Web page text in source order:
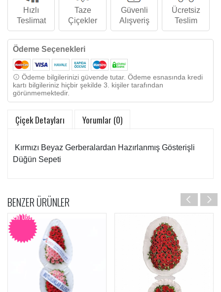
Hızlı
Teslimat
Taze
Çiçekler
Güvenli
Alışveriş
Ücretsiz
Teslim
Ödeme Seçenekleri
Ödeme bilgilerinizi güvende tutar. Ödeme esnasında kredi
kartı bilgileriniz hiçbir şekilde 3. kişiler tarafından
görünmemektedir.
Çiçek Detayları Yorumlar (0)
Kırmızı Beyaz Gerberalardan Hazırlanmış Gösterişli
Düğün Sepeti
BENZER ÜRÜNLER
YENI ÜRÜN